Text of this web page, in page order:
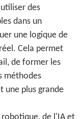
des
dans un
une logique de
Cela permet
de former les
méthodes
une plus grande